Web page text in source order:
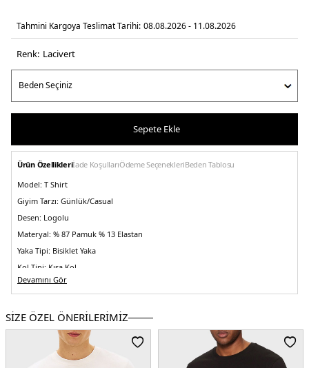
Tahmini Kargoya Teslimat Tarihi: 08.08.2026 - 11.08.2026
Renk: laci̇vert
Sepete Ekle
Ürün Özellikleriİade KoşullarıÖdeme SeçenekleriBeden Tablosu
Model: T Shirt
Giyim Tarzı: Günlük/Casual
Desen: Logolu
Materyal: % 87 Pamuk % 13 Elastan
Yaka Tipi: Bisiklet Yaka
Kol Tipi: Kısa Kol
Kumaş Tipi:Belirtilmemiş
Kalıp Bilgisi:Regular Fit
Yaş Grubu:Yetişkin
Vietnam
3DE1MW0MW41463C1G.12
Devamını Gör
SİZE ÖZEL ÖNERİLERİMİZ